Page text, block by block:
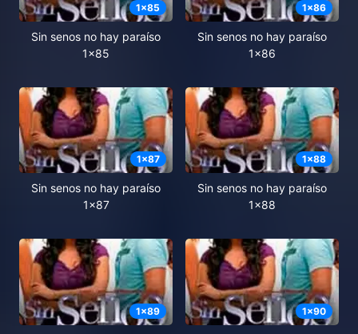
1x85
Sin senos no hay paraíso
1x85
1x86
Sin senos no hay paraíso
1x86
1x87
Sin senos no hay paraíso
1x87
1x88
Sin senos no hay paraíso
1x88
1x89 1x90